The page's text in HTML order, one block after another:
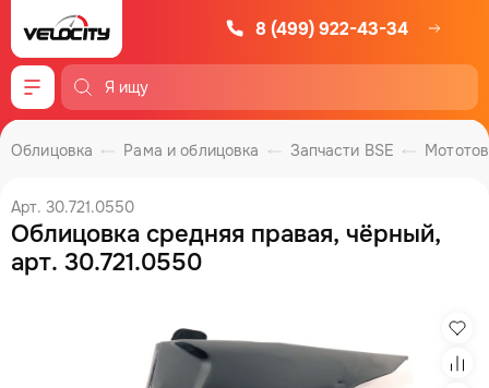
8 (499) 922-43-34
Меню
Запчасти BSE
Рама и облицовка
Облицовка
Арт. 30.721.0550
Облицовка средняя правая, чёрный,
арт. 30.721.0550